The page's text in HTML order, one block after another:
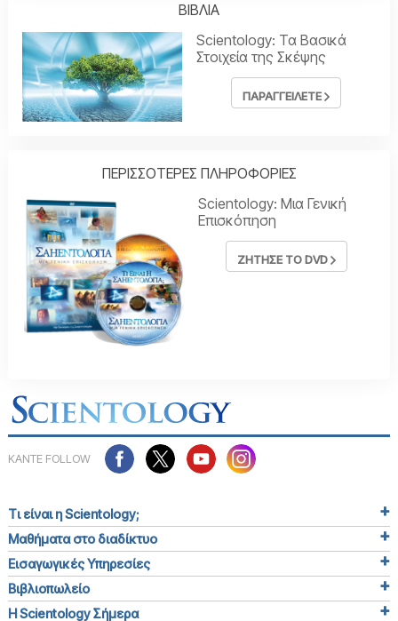
ΒΙΒΛΙΑ
Scientology: Τα Βασικά
Στοιχεία της Σκέψης
ΠΑΡΑΓΓΕΙΛΕΤΕ
ΠΕΡΙΣΣΟΤΕΡΕΣ ΠΛΗΡΟΦΟΡΙΕΣ
Scientology: Μια Γενική
Επισκόπηση
ΖΗΤΗΣΕ ΤΟ DVD
ΚΑΝΤΕ FOLLOW
Τι είναι η Scientology;
Μαθήματα στο διαδίκτυο
Εισαγωγικές Υπηρεσίες
Βιβλιοπωλείο
Η Scientology Σήμερα